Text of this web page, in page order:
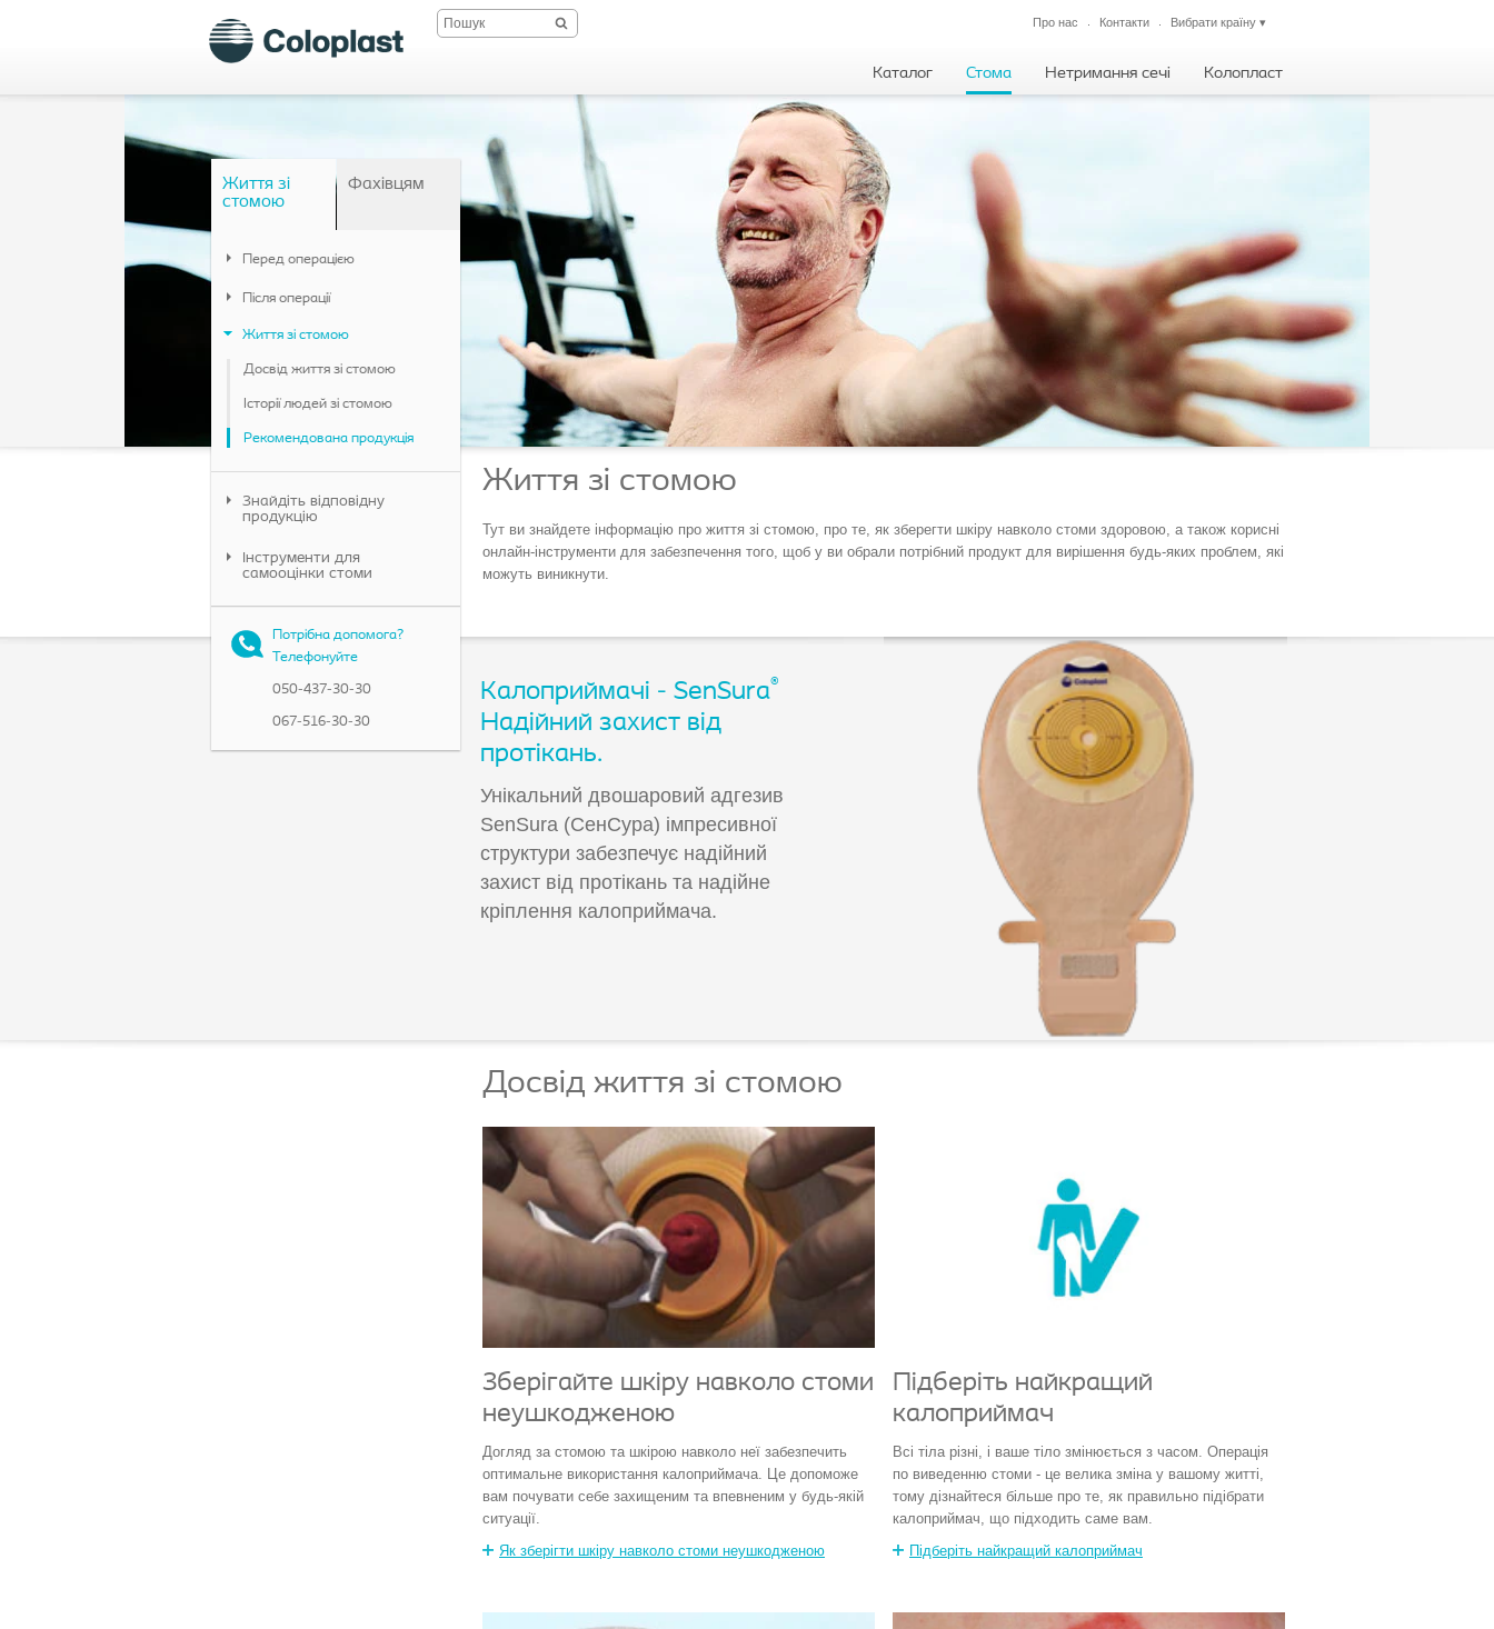
Закрити
Про нас Контакти Вибрати країну ▾
Каталог Стома Нетримання сечі Колопласт
Життя зі
стомою
Перед операцією
Після операції
Життя зі стомою
Досвід життя зі стомою
Історії людей зі стомою
Рекомендована продукція
Фахівцям
Знайдіть відповідну
продукцію
Інструменти для
самооцінки стоми
Потрібна допомога?
Телефонуйте
050-437-30-30
067-516-30-30
Життя зі стомою
Тут ви знайдете інформацію про життя зі стомою, про те, як зберегти шкіру навколо стоми здоровою, а також корисні
онлайн-інструменти для забезпечення того, щоб у ви обрали потрібний продукт для вирішення будь-яких проблем, які
можуть виникнути.
Калоприймачі - SenSura®
Надійний захист від
протікань.
Унікальний двошаровий адгезив
SenSura (СенСура) імпресивної
структури забезпечує надійний
захист від протікань та надійне
кріплення калоприймача.
Досвід життя зі стомою
Зберігайте шкіру навколо стоми
неушкодженою
Догляд за стомою та шкірою навколо неї забезпечить
оптимальне використання калоприймача. Це допоможе
вам почувати себе захищеним та впевненим у будь-якій
ситуації.
Як зберігти шкіру навколо стоми неушкодженою
Підберіть найкращий
калоприймач
Всі тіла різні, і ваше тіло змінюється з часом. Операція
по виведенню стоми - це велика зміна у вашому житті,
тому дізнайтеся більше про те, як правильно підібрати
калоприймач, що підходить саме вам.
Підберіть найкращий калоприймач